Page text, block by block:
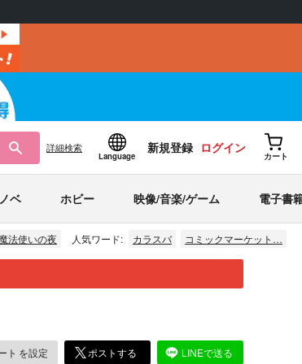
詳細検索
Language
新規登録 ログイン
カート
ベ ホビー 映像/音楽/ゲーム 電子書
魔法使いの夜 人気ワード: カラスバ コミックマーケット…
ト を設定 ポストする LINEで送る